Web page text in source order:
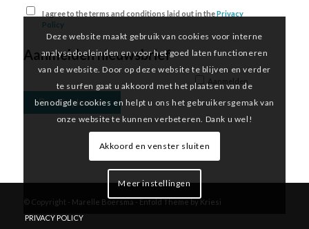
I agree to the terms and conditions laid out in thePrivacy
Policy
Aanmelden nieuwsbrief
© Copyright - Marelle Boersma-Enfold Theme by Kriesi
PRIVACY POLICY
Deze website maakt gebruik van cookies voor interne
analysedoeleinden en voor het goed laten functioneren
van de website. Door op deze website te blijven en verder
te surfen gaat u akkoord met het plaatsen van de
benodigde cookies en helpt u ons het gebruikersgemak van
onze website te kunnen verbeteren. Dank u wel!
Akkoord en venster sluiten
Meer instellingen